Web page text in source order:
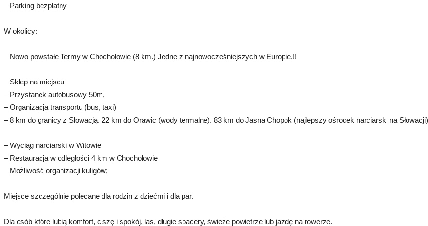
– Parking bezpłatny
W okolicy:
– Nowo powstałe Termy w Chochołowie (8 km.) Jedne z najnowocześniejszych w Europie.!!
– Sklep na miejscu
– Przystanek autobusowy 50m,
– Organizacja transportu (bus, taxi)
– 8 km do granicy z Słowacją, 22 km do Orawic (wody termalne), 83 km do Jasna Chopok (najlepszy ośrodek narciarski na Słowacji)
– Wyciąg narciarski w Witowie
– Restauracja w odległości 4 km w Chochołowie
– Możliwość organizacji kuligów;
Miejsce szczególnie polecane dla rodzin z dziećmi i dla par.
Dla osób które lubią komfort, ciszę i spokój, las, długie spacery, świeże powietrze lub jazdę na rowerze.